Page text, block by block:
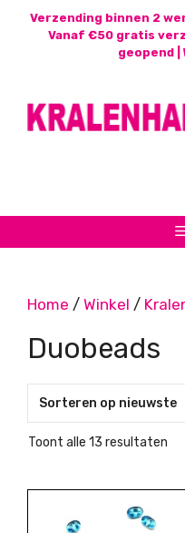
Verzending binnen 2
Vanaf €50 gratis
geopend |
Home / Winkel /
Duobeads
Toont alle 13 resultaten